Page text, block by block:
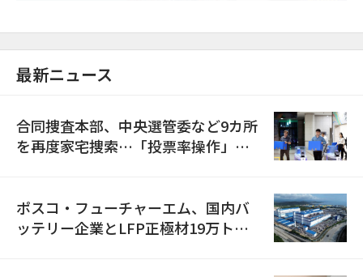
最新ニュース
合同捜査本部、中央選管委など9カ所
を再度家宅捜索…「投票率操作」の
ポスコ・フューチャーエム、国内バ
ッテリー企業とLFP正極材19万トン